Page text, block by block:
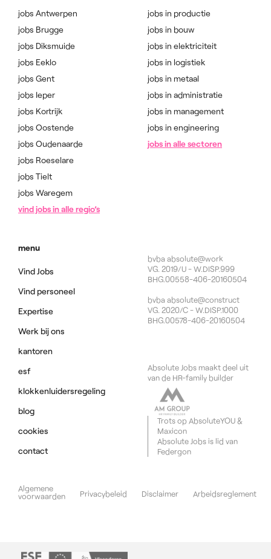
menu
Vind Jobs
Vind personeel
Expertise
Werk bij ons
kantoren
esf
klokkenluidersregeling
blog
cookies
contact
jobs Antwerpen
jobs Brugge
jobs Diksmuide
jobs Eeklo
jobs Gent
jobs Ieper
jobs Kortrijk
jobs Oostende
jobs Oudenaarde
jobs Roeselare
jobs Tielt
jobs Waregem
vind jobs in alle regio’s
jobs in productie
jobs in bouw
jobs in elektriciteit
jobs in logistiek
jobs in metaal
jobs in administratie
jobs in management
jobs in engineering
jobs in alle sectoren
Absolute Jobs maakt deel uit
van de HR-family builder
Trots op AbsoluteYOU&
Maxicon
Absolute Jobs is lid van
Federgon
bvba absolute@work
VG. 2019/U - W.DISP.999
BHG.00558-406-20160504
bvba absolute@construct
VG. 2020/C - W.DISP.1000
BHG.00578-406-20160504
Algemene
voorwaarden
Privacybeleid Disclaimer Arbeidsreglement